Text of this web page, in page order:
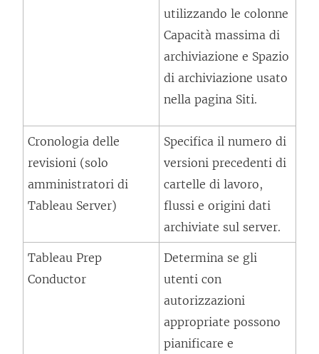
utilizzando le colonne
Capacità massima di
archiviazione e Spazio
di archiviazione usato
nella pagina Siti.
Cronologia delle
revisioni (solo
amministratori di
Tableau Server)
Specifica il numero di
versioni precedenti di
cartelle di lavoro,
flussi e origini dati
archiviate sul server.
Tableau Prep
Conductor
Determina se gli
utenti con
autorizzazioni
appropriate possono
pianificare e